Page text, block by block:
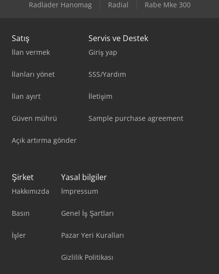
Radlader Hanomag
Radial Rabe Mke 300
Satış
İlan vermek
İlanları yönet
İlan ayırt
Güven mührü
Açık artırma gönder
Servis ve Destek
Giriş yap
SSS/Yardım
İletişim
Sample purchase agreement
Şirket
Hakkımızda
Basın
İşler
Yasal bilgiler
İmpressum
Genel İş Şartları
Pazar Yeri Kuralları
Gizlilik Politikası